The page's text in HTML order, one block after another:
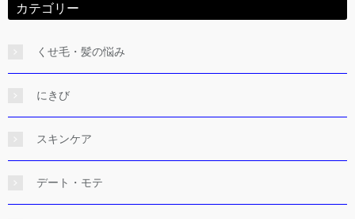
カテゴリー
くせ毛・髪の悩み
にきび
スキンケア
デート・モテ